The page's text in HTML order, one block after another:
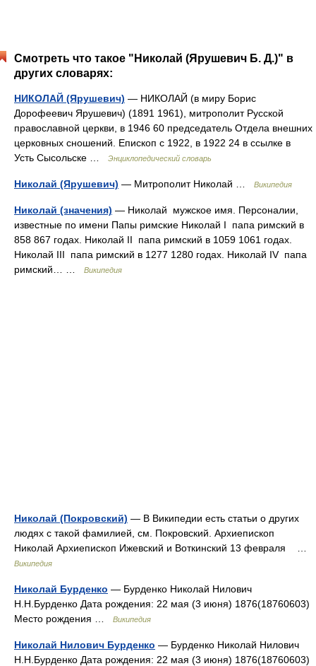
Смотреть что такое "Николай (Ярушевич Б. Д.)" в
других словарях:
НИКОЛАЙ (Ярушевич) — НИКОЛАЙ (в миру Борис
Дорофеевич Ярушевич) (1891 1961), митрополит Русской
православной церкви, в 1946 60 председатель Отдела внешних
церковных сношений. Епископ с 1922, в 1922 24 в ссылке в
Усть Сысольске …
Энциклопедический словарь
Николай (Ярушевич) — Митрополит Николай … Википедия
Николай (значения) — Николай мужское имя. Персоналии,
известные по имени Папы римские Николай I папа римский в
858 867 годах. Николай II папа римский в 1059 1061 годах.
Николай III папа римский в 1277 1280 годах. Николай IV папа
римский… …
Википедия
Николай (Покровский) — В Википедии есть статьи о других
людях с такой фамилией, см. Покровский. Архиепископ
Николай Архиепископ Ижевский и Воткинский 13 февраля …
Википедия
Николай Бурденко — Бурденко Николай Нилович
Н.Н.Бурденко Дата рождения: 22 мая (3 июня) 1876(18760603)
Место рождения …
Википедия
Николай Нилович Бурденко — Бурденко Николай Нилович
Н.Н.Бурденко Дата рождения: 22 мая (3 июня) 1876(18760603)